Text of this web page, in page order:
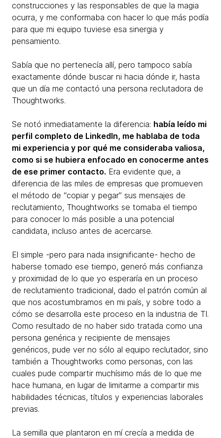
construcciones y las responsables de que la magia
ocurra, y me conformaba con hacer lo que más podía
para que mi equipo tuviese esa sinergia y
pensamiento.
Sabía que no pertenecía allí, pero tampoco sabía
exactamente dónde buscar ni hacia dónde ir, hasta
que un día me contactó una persona reclutadora de
Thoughtworks.
Se notó inmediatamente la diferencia: había leído mi
perfil completo de LinkedIn, me hablaba de toda
mi experiencia y por qué me consideraba valiosa,
como si se hubiera enfocado en conocerme antes
de ese primer contacto. Era evidente que, a
diferencia de las miles de empresas que promueven
el método de “copiar y pegar” sus mensajes de
reclutamiento, Thoughtworks se tomaba el tiempo
para conocer lo más posible a una potencial
candidata, incluso antes de acercarse.
El simple -pero para nada insignificante- hecho de
haberse tomado ese tiempo, generó más confianza
y proximidad de lo que yo esperaría en un proceso
de reclutamiento tradicional, dado el patrón común al
que nos acostumbramos en mi país, y sobre todo a
cómo se desarrolla este proceso en la industria de TI.
Como resultado de no haber sido tratada como una
persona genérica y recipiente de mensajes
genéricos, pude ver no sólo al equipo reclutador, sino
también a Thoughtworks como personas, con las
cuales pude compartir muchísimo más de lo que me
hace humana, en lugar de limitarme a compartir mis
habilidades técnicas, títulos y experiencias laborales
previas.
La semilla que plantaron en mí crecía a medida de